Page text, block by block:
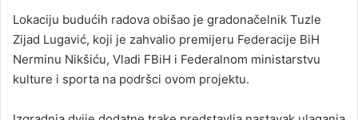
Lokaciju budućih radova obišao je gradonačelnik Tuzle
Zijad Lugavić, koji je zahvalio premijeru Federacije BiH
Nerminu Nikšiću, Vladi FBiH i Federalnom ministarstvu
kulture i sporta na podršci ovom projektu.